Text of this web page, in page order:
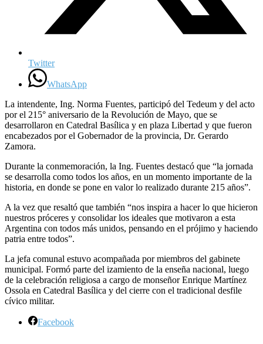
Twitter
WhatsApp
La intendente, Ing. Norma Fuentes, participó del Tedeum y del acto
por el 215° aniversario de la Revolución de Mayo, que se
desarrollaron en Catedral Basílica y en plaza Libertad y que fueron
encabezados por el Gobernador de la provincia, Dr. Gerardo
Zamora.
Durante la conmemoración, la Ing. Fuentes destacó que “la jornada
se desarrolla como todos los años, en un momento importante de la
historia, en donde se pone en valor lo realizado durante 215 años”.
A la vez que resaltó que también “nos inspira a hacer lo que hicieron
nuestros próceres y consolidar los ideales que motivaron a esta
Argentina con todos más unidos, pensando en el prójimo y haciendo
patria entre todos”.
La jefa comunal estuvo acompañada por miembros del gabinete
municipal. Formó parte del izamiento de la enseña nacional, luego
de la celebración religiosa a cargo de monseñor Enrique Martínez
Ossola en Catedral Basílica y del cierre con el tradicional desfile
cívico militar.
Facebook